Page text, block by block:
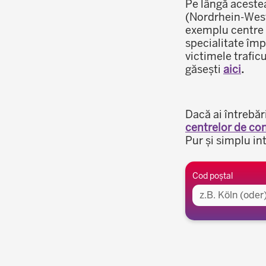
Pe lângă
(Nordrhein-
exemplu
specialitate
victimele
găsești aici.
Dacă ai
centrelor de
Pur și simplu
Zona învecinată
Cod poștal